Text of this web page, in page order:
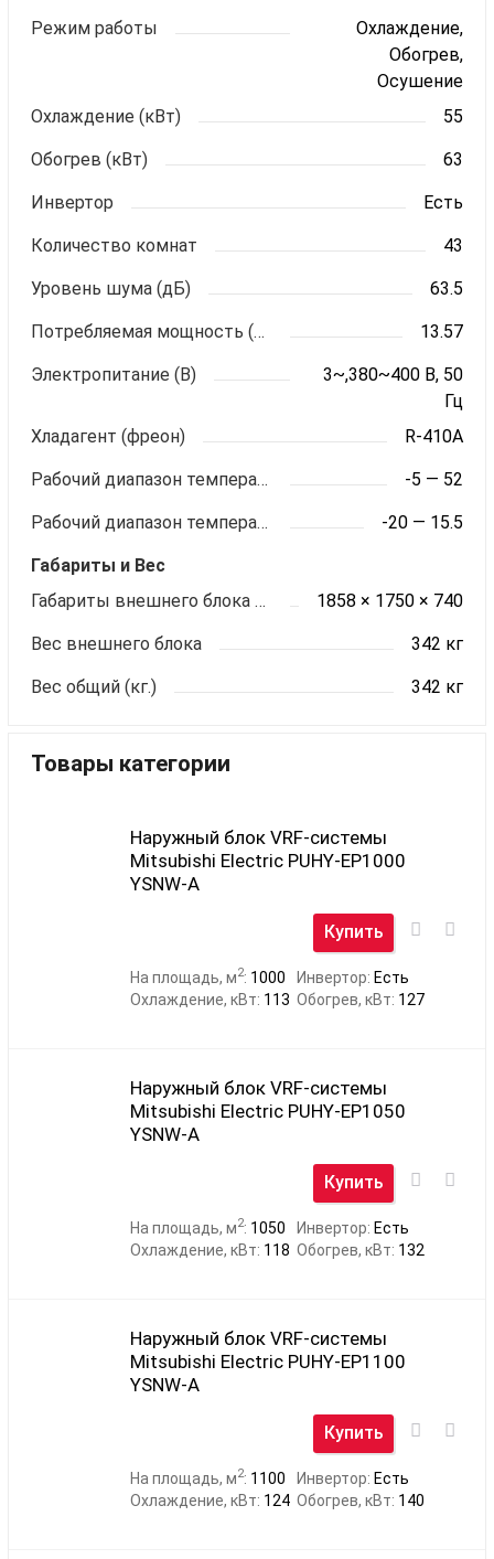
Режим работы
Охлаждение,
Обогрев,
Осушение
Охлаждение (кВт)
55
Обогрев (кВт) 63
Инвертор Есть
Количество комнат 43
Уровень шума (дБ) 63.5
Потребляемая мощность (кВт) 13.57
Электропитание (В)
3~,380~400 В, 50
Гц
Хладагент (фреон)
R-410A
Рабочий диапазон температур (охлаждение) -5 — 52
Рабочий диапазон температур (обогрев) -20 — 15.5
Габариты и Вес
Габариты внешнего блока ШхВхГ (мм)
1858 × 1750 × 740
Вес внешнего блока 342 кг
Вес общий (кг.) 342 кг
Товары категории
Наружный блок VRF-системы
Mitsubishi Electric PUHY-EP1000
YSNW-A
Купить
На площадь, м2: 1000 Инвертор: Есть
Охлаждение, кВт: 113 Обогрев, кВт: 127
Наружный блок VRF-системы
Mitsubishi Electric PUHY-EP1050
YSNW-A
Купить
На площадь, м2: 1050 Инвертор: Есть
Охлаждение, кВт: 118 Обогрев, кВт: 132
Наружный блок VRF-системы
Mitsubishi Electric PUHY-EP1100
YSNW-A
Купить
На площадь, м2: 1100 Инвертор: Есть
Охлаждение, кВт: 124 Обогрев, кВт: 140